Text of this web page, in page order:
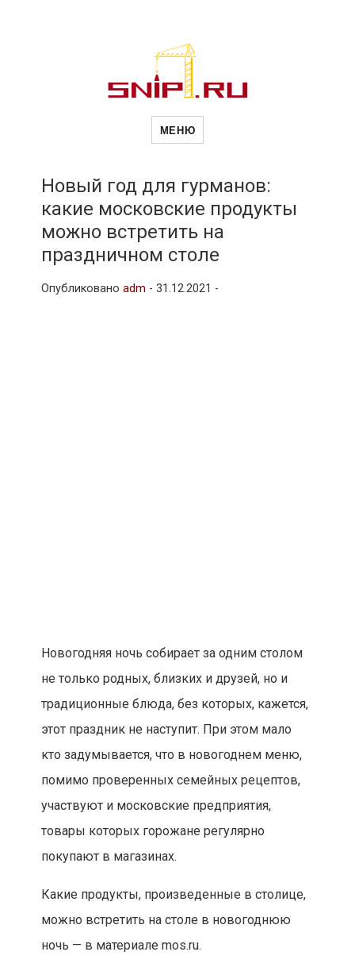
Новости
и
рубрики
МЕНЮ
Новый год для гурманов:
какие московские продукты
можно встретить на
праздничном столе
Опубликовано adm - 31.12.2021 -
Новогодняя ночь собирает за одним столом
не только родных, близких и друзей, но и
традиционные блюда, без которых, кажется,
этот праздник не наступит. При этом мало
кто задумывается, что в новогоднем меню,
помимо проверенных семейных рецептов,
участвуют и московские предприятия,
товары которых горожане регулярно
покупают в магазинах.
Какие продукты, произведенные в столице,
можно встретить на столе в новогоднюю
ночь — в материале mos.ru.